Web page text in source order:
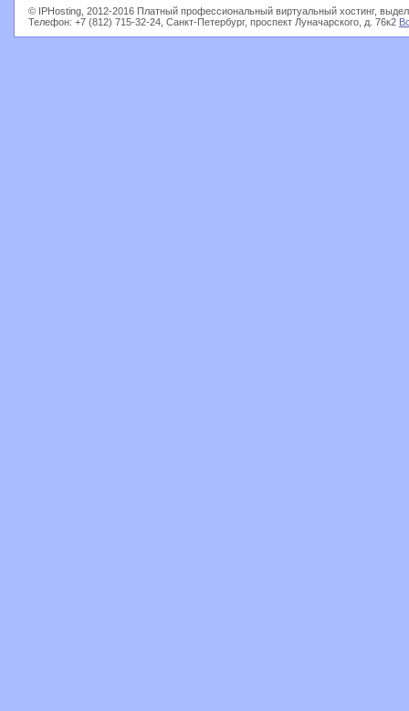
© IPHosting, 2012-2016 Платный профессиональный виртуальный хостинг,
Телефон: +7 (812) 715-32-24, Санкт-Петербург, проспект Луначарского, д. 76к2